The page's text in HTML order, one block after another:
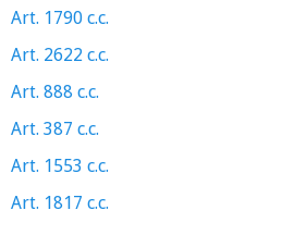
Art. 1790 c.c.
Art. 2622 c.c.
Art. 888 c.c.
Art. 387 c.c.
Art. 1553 c.c.
Art. 1817 c.c.